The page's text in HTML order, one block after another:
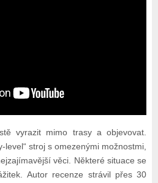
vyrazit mimo trasy a objevovat.
level“ stroj s omezenými možnostmi,
věci. Některé situace se
Autor recenze strávil přes 30